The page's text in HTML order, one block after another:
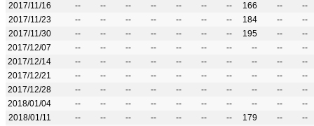
2017/11/16
-- -- -- -- -- -- -- 166 --
--
2017/11/23
-- -- -- -- -- -- -- 184 --
--
2017/11/30
-- -- -- -- -- -- -- 195 --
--
2017/12/07
-- -- -- -- -- -- -- -- --
--
2017/12/14
-- -- -- -- -- -- -- -- --
--
2017/12/21
-- -- -- -- -- -- -- -- --
--
2017/12/28
-- -- -- -- -- -- -- -- --
--
2018/01/04
-- -- -- -- -- -- -- -- --
--
2018/01/11
-- -- -- -- -- -- -- 179 --
--